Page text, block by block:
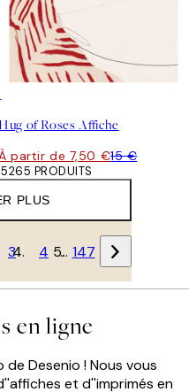
Hug of Roses Affiche
partir de 7,50 €15 €
PLUS
PRODUITS
3 4 … 147
en ligne
Desenio ! Nous vous
et d''imprimés en